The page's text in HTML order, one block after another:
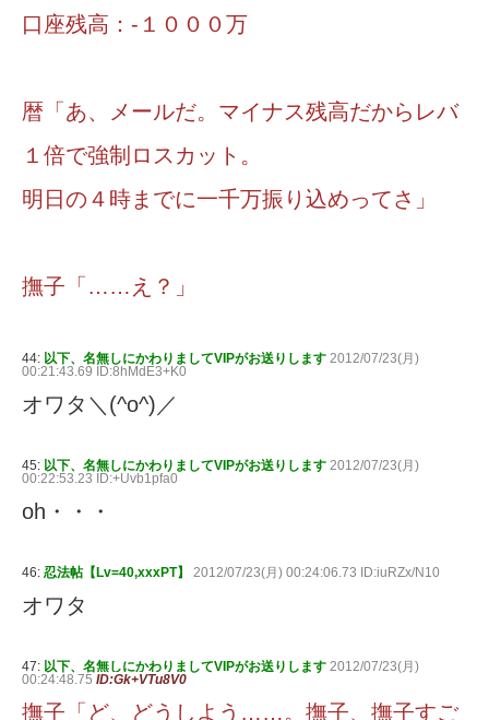
口座残高：-１０００万
暦「あ、メールだ。マイナス残高だからレバ
１倍で強制ロスカット。
明日の４時までに一千万振り込めってさ」
撫子「……え？」
44: 以下、名無しにかわりましてVIPがお送りします 2012/07/23(月)
00:21:43.69 ID:8hMdE3+K0
オワタ＼(^o^)／
45: 以下、名無しにかわりましてVIPがお送りします 2012/07/23(月)
00:22:53.23 ID:+Uvb1pfa0
oh・・・
46: 忍法帖【Lv=40,xxxPT】 2012/07/23(月) 00:24:06.73 ID:iuRZx/N10
オワタ
47: 以下、名無しにかわりましてVIPがお送りします 2012/07/23(月)
00:24:48.75 ID:Gk+VTu8V0
撫子「ど、どうしよう……。撫子、撫子すご